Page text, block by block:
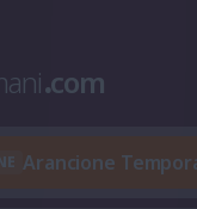
.com
Arancione